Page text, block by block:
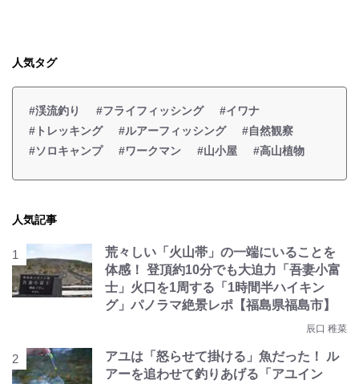
人気タグ
#渓流釣り #フライフィッシング
#イワナ
#トレッキング
#ルアーフィッシング
#自然観察
#ソロキャンプ
#ワークマン #山小屋 #高山植物
人気記事
荒々しい「火山帯」の一端にいることを
体感！ 登頂約10分でも大迫力「吾妻小富
士」火口を1周する「1時間半ハイキン
グ」パノラマ絶景レポ【福島県福島市】
辰口 稚菜
アユは「怒らせて掛ける」魚だった！ ル
アーを追わせて釣りあげる「アユイン